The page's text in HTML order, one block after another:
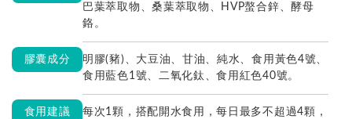
巴葉萃取物、桑葉萃取物、HVP螯合鋅、酵母
鉻。
膠囊成分
明膠(豬)、大豆油、甘油、純水、食用黃色4號、
食用藍色1號、二氧化鈦、食用紅色40號。
食用建議
每次1顆，搭配開水食用，每日最多不超過4顆，